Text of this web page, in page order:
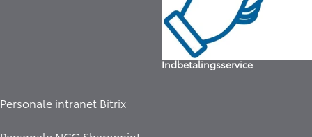
Indbetalingsservice
Personale intranet Bitrix